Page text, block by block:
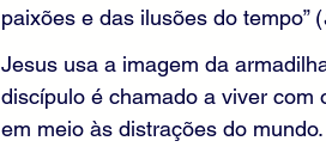
paixões e das ilusões do tempo” (
Jesus usa a imagem da
discípulo é chamado a viver com
em meio às distrações do